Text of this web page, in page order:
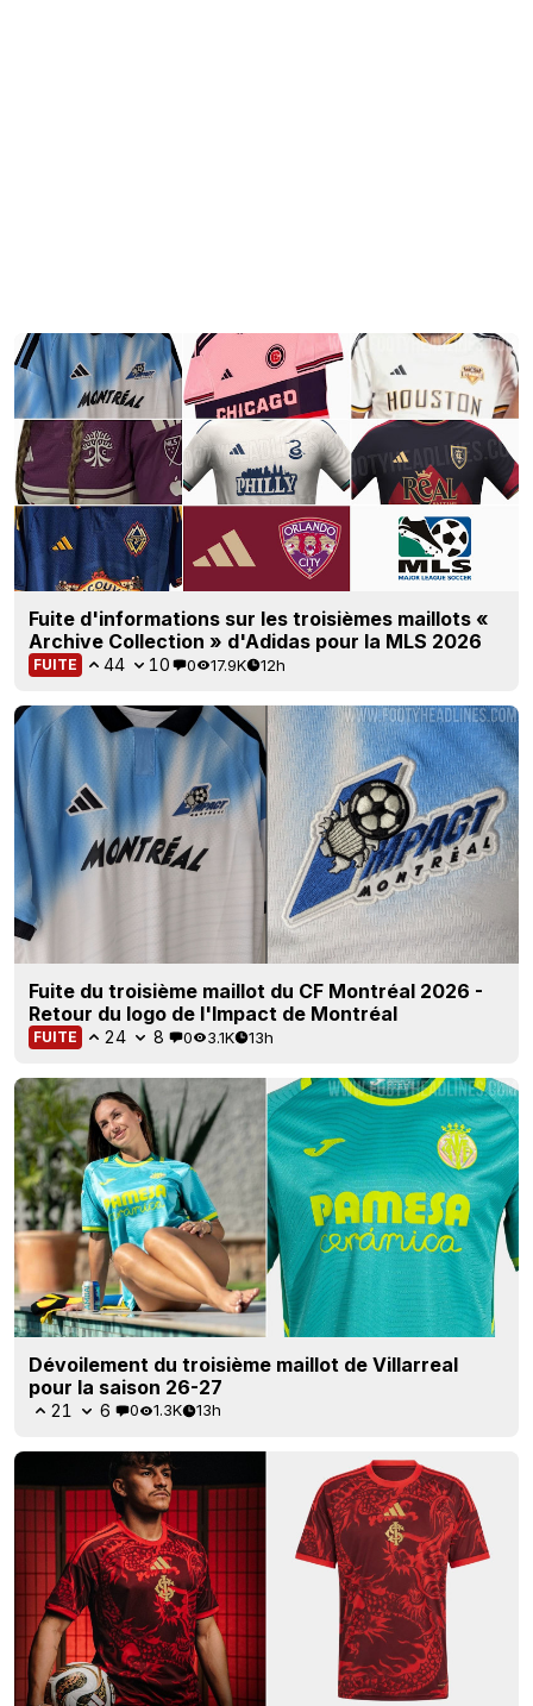
Fuite d'informations sur les troisièmes maillots «
Archive Collection » d'Adidas pour la MLS 2026
FUITE 44 10 0 17.9K 12h
Fuite du troisième maillot du CF Montréal 2026 -
Retour du logo de l'Impact de Montréal
FUITE 24 8 0 3.1K 13h
Dévoilement du troisième maillot de Villarreal
pour la saison 26-27
21 6 0 1.3K 13h